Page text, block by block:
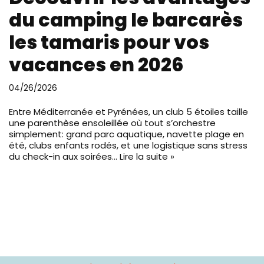
du camping le barcarès
les tamaris pour vos
vacances en 2026
04/26/2026
Entre Méditerranée et Pyrénées, un club 5 étoiles taille
une parenthèse ensoleillée où tout s’orchestre
simplement: grand parc aquatique, navette plage en
été, clubs enfants rodés, et une logistique sans stress
du check-in aux soirées… Lire la suite »